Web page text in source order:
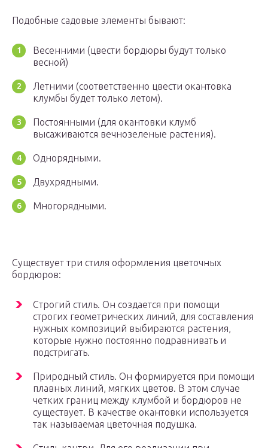
Подобные садовые элементы бывают:
Весенними (цвести бордюры будут только
весной)
Летними (соответственно цвести окантовка
клумбы будет только летом).
Постоянными (для окантовки клумб
высаживаются вечнозеленые растения).
Однорядными.
Двухрядными.
Многорядными.
Существует три стиля оформления цветочных
бордюров:
Строгий стиль. Он создается при помощи
строгих геометрических линий, для составления
нужных композиций выбираются растения,
которые нужно постоянно подравнивать и
подстригать.
Природный стиль. Он формируется при помощи
плавных линий, мягких цветов. В этом случае
четких границ между клумбой и бордюров не
существует. В качестве окантовки используется
так называемая цветочная подушка.